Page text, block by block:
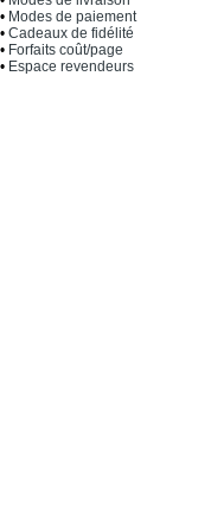
• Modes de paiement
• Cadeaux de fidélité
• Forfaits coût/page
• Espace revendeurs